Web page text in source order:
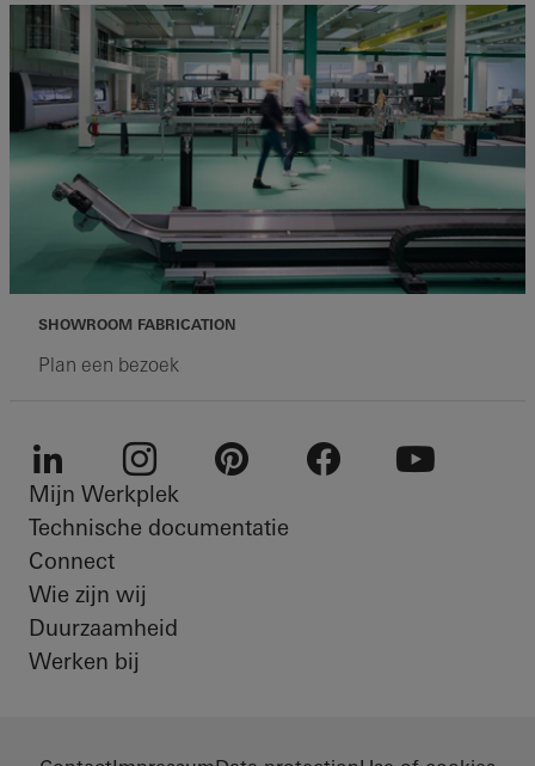
SHOWROOM FABRICATION
Plan een bezoek
LinkedIn Instagram
Mijn Werkplek
Technische documentatie
Connect
Wie zijn wij
Duurzaamheid
Werken bij